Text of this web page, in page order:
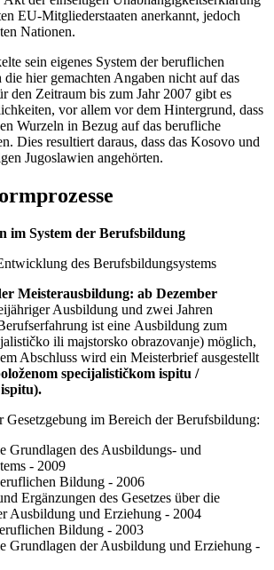
EU-Mitgliederstaaten anerkannt, jedoch
Nationen.
sein eigenes System der beruflichen
hier gemachten Angaben nicht auf das
den Zeitraum bis zum Jahr 2007 gibt es
vor allem vor dem Hintergrund, dass
Wurzeln in Bezug auf das berufliche
Dies resultiert daraus, dass das Kosovo und
Jugoslawien angehörten.
im System der Berufsbildung
des Berufsbildungsystems
Meisterausbildung: ab Dezember
Ausbildung und zwei Jahren
ist eine Ausbildung zum
ili majstorsko obrazovanje) möglich,
Abschluss wird ein Meisterbrief ausgestellt
specijalističkom ispitu /
Gesetzgebung im Bereich der Berufsbildung:
Grundlagen des Ausbildungs- und
- 2009
Bildung - 2006
Ergänzungen des Gesetzes über die
Ausbildung und Erziehung - 2004
Bildung - 2003
Grundlagen der Ausbildung und Erziehung -